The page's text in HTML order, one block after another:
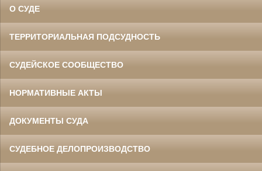
О СУДЕ
ТЕРРИТОРИАЛЬНАЯ ПОДСУДНОСТЬ
СУДЕЙСКОЕ СООБЩЕСТВО
НОРМАТИВНЫЕ АКТЫ
ДОКУМЕНТЫ СУДА
СУДЕБНОЕ ДЕЛОПРОИЗВОДСТВО